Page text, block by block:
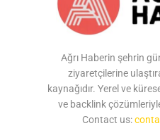
Ağrı Haberin şehrin
ziyaretçilerine
kaynağıdır. Yerel ve
ve backlink
Contact us: